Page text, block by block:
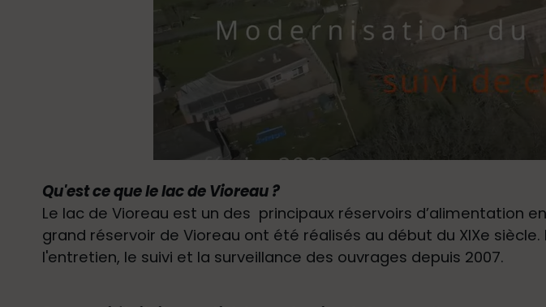
Qu'est ce que le lac de Vioreau ?
Le lac de Vioreau est un des principaux réservoirs d’alimentation
grand réservoir de Vioreau ont été réalisés au début du XIXe
l'entretien, le suivi et la surveillance des ouvrages depuis 2007.